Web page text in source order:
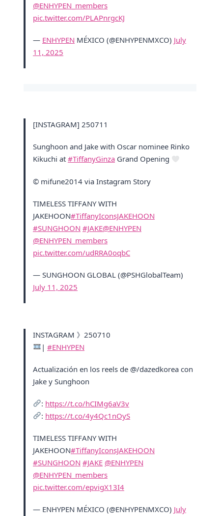
@ENHYPEN_members
pic.twitter.com/PLAPnrgcKJ
— ENHYPEN MÉXICO (@ENHYPENMXCO) July
11, 2025
[INSTAGRAM] 250711
Sunghoon and Jake with Oscar nominee Rinko
Kikuchi at #TiffanyGinza Grand Opening
© mifune2014 via Instagram Story
TIMELESS TIFFANY WITH
JAKEHOON#TiffanyIconsJAKEHOON
#SUNGHOON #JAKE@ENHYPEN
@ENHYPEN_members
pic.twitter.com/udRRA0oqbC
— SUNGHOON GLOBAL (@PSHGlobalTeam)
July 11, 2025
INSTAGRAM 》250710
|#ENHYPEN
Actualización en los reels de @/dazedkorea con
Jake y Sunghoon
: https://t.co/hCIMg6aV3v
: https://t.co/4y4Qc1nOyS
TIMELESS TIFFANY WITH
JAKEHOON#TiffanyIconsJAKEHOON
#SUNGHOON #JAKE @ENHYPEN
@ENHYPEN_members
pic.twitter.com/epvigX13I4
— ENHYPEN MÉXICO (@ENHYPENMXCO) July